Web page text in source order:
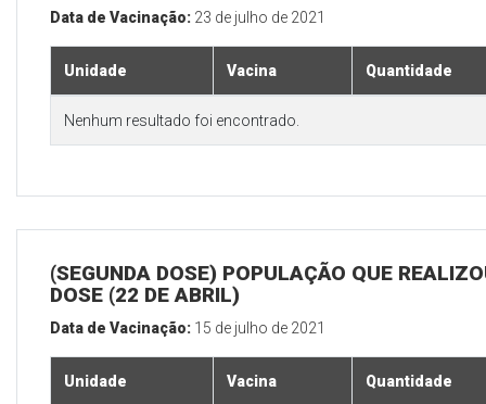
Data de Vacinação: 23 de julho de 2021
Unidade Vacina Quantidade
Nenhum resultado foi encontrado.
(SEGUNDA DOSE) POPULAÇÃO QUE
DOSE (22 DE ABRIL)
Data de Vacinação: 15 de julho de 2021
Unidade Vacina Quantidade